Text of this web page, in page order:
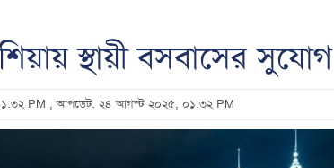
স্থায়ী বসবাসের সুযোগ
PM , আপডেট: ২৪ আগস্ট ২০২৫, ০১:৩২ PM